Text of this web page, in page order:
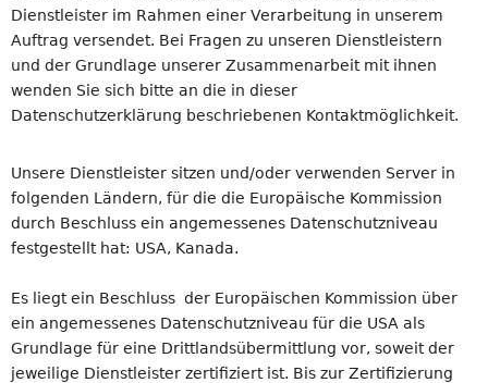
Dienstleister im Rahmen einer Verarbeitung in unserem
Auftrag versendet. Bei Fragen zu unseren Dienstleistern
und der Grundlage unserer Zusammenarbeit mit ihnen
wenden Sie sich bitte an die in dieser
Datenschutzerklärung beschriebenen Kontaktmöglichkeit.
Unsere Dienstleister sitzen und/oder verwenden Server in
folgenden Ländern, für die die Europäische Kommission
durch Beschluss ein angemessenes Datenschutzniveau
festgestellt hat: USA, Kanada.
Es liegt ein Beschluss der Europäischen Kommission über
ein angemessenes Datenschutzniveau für die USA als
Grundlage für eine Drittlandsübermittlung vor, soweit der
jeweilige Dienstleister zertifiziert ist. Bis zur Zertifizierung